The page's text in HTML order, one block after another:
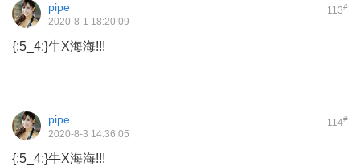
113#
pipe
2020-8-1 18:20:09
{:5_4:}牛X海海!!!
114#
pipe
2020-8-3 14:36:05
{:5_4:}牛X海海!!!